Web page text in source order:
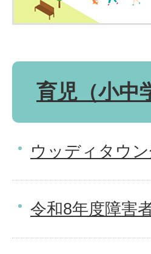
育児（小中
ウッディタウ
令和8年度障害